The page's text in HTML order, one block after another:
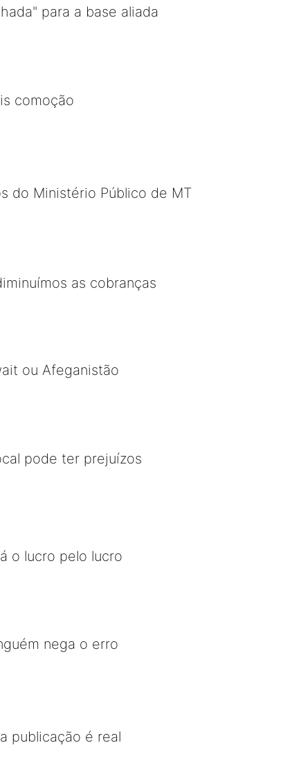
para a base aliada
comoção
do Ministério Público de MT
as cobranças
ou Afeganistão
pode ter prejuízos
o lucro pelo lucro
nega o erro
publicação é real